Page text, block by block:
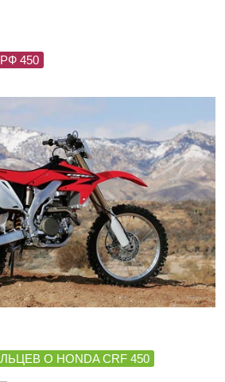
450
О HONDA CRF 450